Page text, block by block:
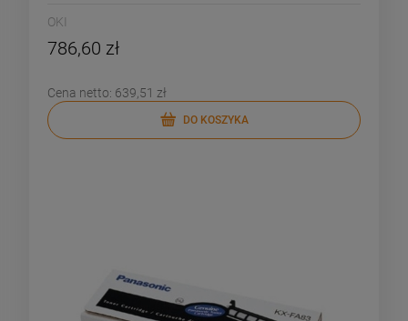
OKI
786,60 zł
Cena netto: 639,51 zł
DO KOSZYKA